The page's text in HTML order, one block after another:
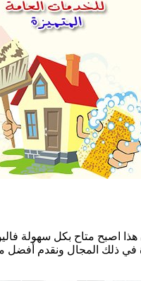
هذا اصبح متاح بكل سهولة
في ذلك المجال ونقدم